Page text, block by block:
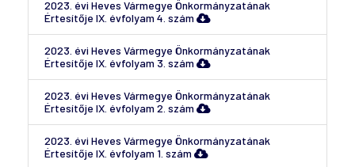
2023. évi Heves Vármegye Önkormányzatának
Értesítője IX. évfolyam 4. szám
2023. évi Heves Vármegye Önkormányzatának
Értesítője IX. évfolyam 3. szám
2023. évi Heves Vármegye Önkormányzatának
Értesítője IX. évfolyam 2. szám
2023. évi Heves Vármegye Önkormányzatának
Értesítője IX. évfolyam 1. szám